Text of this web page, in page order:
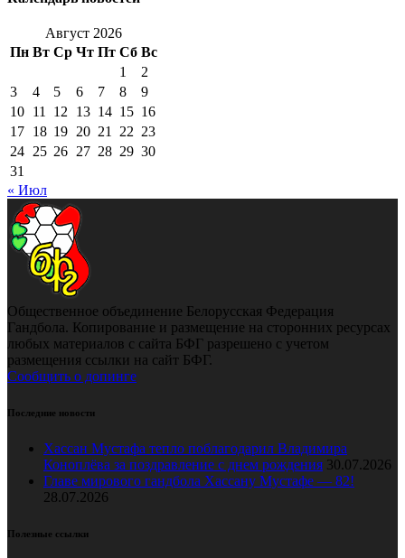
Август 2026
Пн Вт Ср Чт Пт Сб Вс
1
2
3
4 5 6 7 8
9
10 11 12 13 14 15 16
17 18 19 20 21 22 23
24 25 26 27 28 29 30
31
« Июл
Общественное объединение Белорусская Федерация
Гандбола. Копирование и размещение на сторонних ресурсах
любых материалов с сайта БФГ разрешено с учетом
размещения ссылки на сайт БФГ.
Сообщить о допинге
Последние новости
Хассан Мустафа тепло поблагодарил Владимира
Коноплёва за поздравление с днем рождения 30.07.2026
Главе мирового гандбола Хассану Мустафе — 82!
28.07.2026
Полезные ссылки